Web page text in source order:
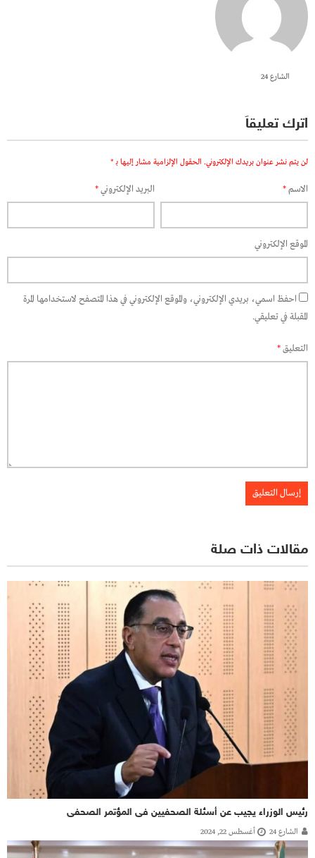
الشارع 24
اترك تعليقاً
لن يتم نشر عنوان بريدك الإلكتروني. الحقول الإلزامية مشار إليها بـ *
الاسم* البريد الإلكتروني*
الموقع الإلكتروني
احفظ اسمي، بريدي الإلكتروني، والموقع الإلكتروني في هذا المتصفح لاستخدامها المرة
المقبلة في تعليقي.
التعليق*
مقالات ذات صلة
رئيس الوزراء يجيب عن أسئلة الصحفيين فى المؤتمر الصحفى
الشارع 24 أغسطس 22, 2024